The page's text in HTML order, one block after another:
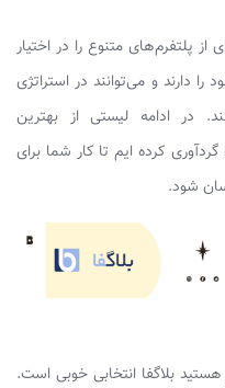
از پلتفرم‌های متنوع را در اختیار
دارند و می‌توانند در استراتژی
در ادامه لیستی از بهترین
گردآوری کرده ایم تا کار شما برای
شود.
بلاگفا انتخابی خوبی است.